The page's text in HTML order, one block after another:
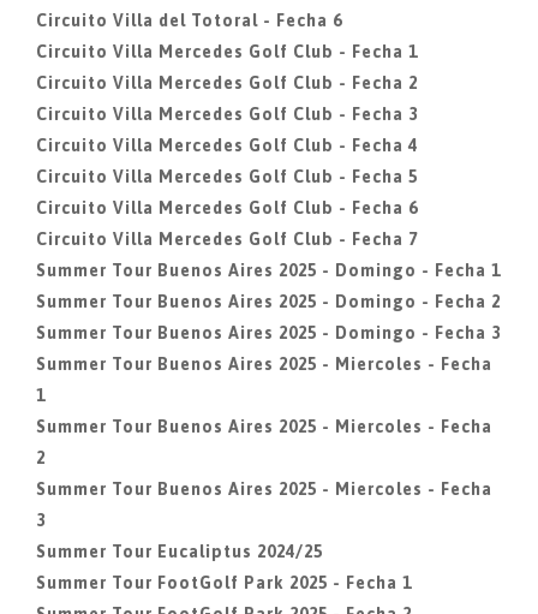
Circuito Villa del Totoral - Fecha 6
Circuito Villa Mercedes Golf Club - Fecha 1
Circuito Villa Mercedes Golf Club - Fecha 2
Circuito Villa Mercedes Golf Club - Fecha 3
Circuito Villa Mercedes Golf Club - Fecha 4
Circuito Villa Mercedes Golf Club - Fecha 5
Circuito Villa Mercedes Golf Club - Fecha 6
Circuito Villa Mercedes Golf Club - Fecha 7
Summer Tour Buenos Aires 2025 - Domingo - Fecha 1
Summer Tour Buenos Aires 2025 - Domingo - Fecha 2
Summer Tour Buenos Aires 2025 - Domingo - Fecha 3
Summer Tour Buenos Aires 2025 - Miercoles - Fecha
1
Summer Tour Buenos Aires 2025 - Miercoles - Fecha
2
Summer Tour Buenos Aires 2025 - Miercoles - Fecha
3
Summer Tour Eucaliptus 2024/25
Summer Tour FootGolf Park 2025 - Fecha 1